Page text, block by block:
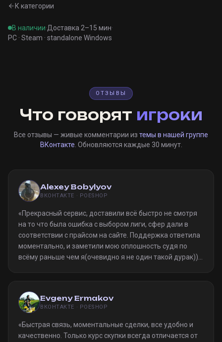
К категории
В наличии·Доставка 2–15 мин·
PC · Steam · standalone Windows
ОТЗЫВЫ
Что говорят игроки
Все отзывы — живые комментарии из темы в нашей группе
ВКонтакте . Обновляются каждые 30 минут.
Alexey Bobylyov
ВКОНТАКТЕ · POESHOP
«Прекрасный сервис, доставили всё быстро не смотря
на то что была ошибка с выбором лиги, сфер дали в
соответствии с прайсом на сайте. Поддержка ответила
моментально, и заметили мою оплошность судя по
всёму раньше чем я(очевидно я не один такой дурак)).
Evgeny Ermakov
ВКОНТАКТЕ · POESHOP
«Быстрая связь, моментальные сделки, все удобно и
качественно. Только курс скупки всегда отличается от